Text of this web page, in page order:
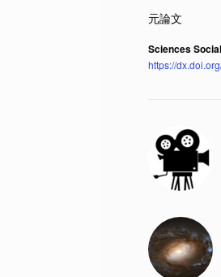
Sciences
https://